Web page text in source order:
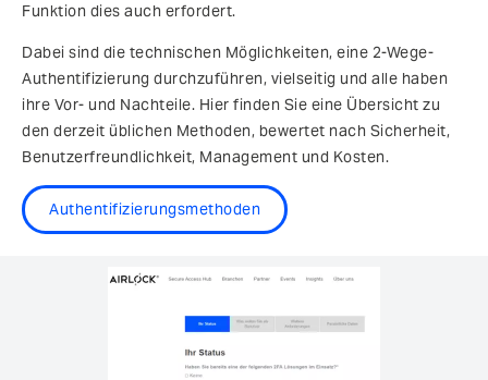
Funktion dies auch erfordert.
Dabei sind die technischen Möglichkeiten, eine 2-Wege-
Authentifizierung durchzuführen, vielseitig und alle haben
ihre Vor- und Nachteile. Hier finden Sie eine Übersicht zu
den derzeit üblichen Methoden, bewertet nach Sicherheit,
Benutzerfreundlichkeit, Management und Kosten.
Authentifizierungsmethoden